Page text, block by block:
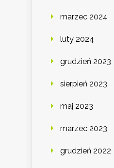
marzec 2024
luty 2024
grudzień 2023
sierpień 2023
maj 2023
marzec 2023
grudzień 2022